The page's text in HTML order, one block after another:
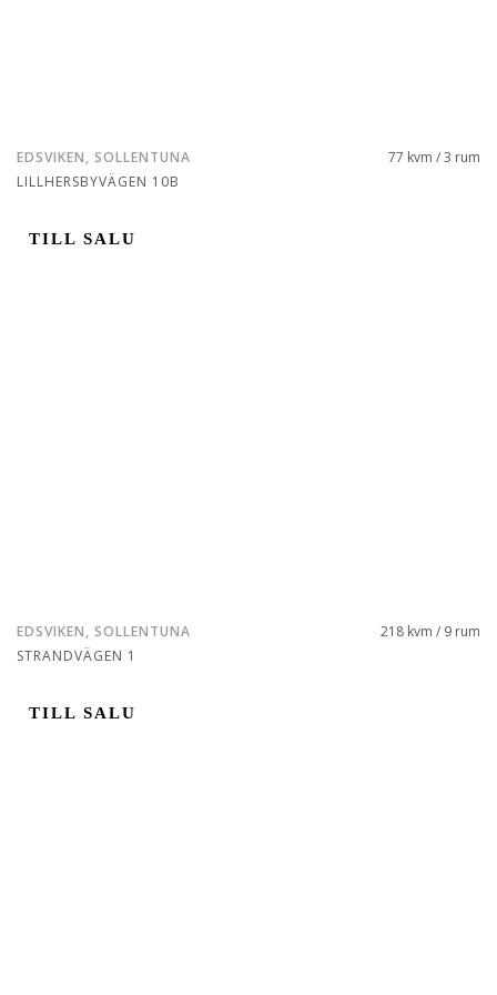
EDSVIKEN, SOLLENTUNA
LILLHERSBYVÄGEN 10B
77 kvm / 3 rum
TILL SALU
EDSVIKEN, SOLLENTUNA
STRANDVÄGEN 1
218 kvm / 9 rum
TILL SALU